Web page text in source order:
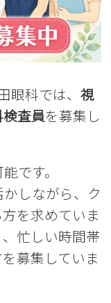
科では、 視
査員を募集し
です。
しながら、ク
を求めていま
忙しい時間帯
募集していま